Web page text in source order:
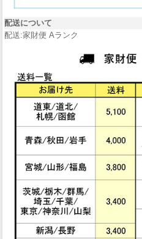
配送について
配送:家財便 Aランク